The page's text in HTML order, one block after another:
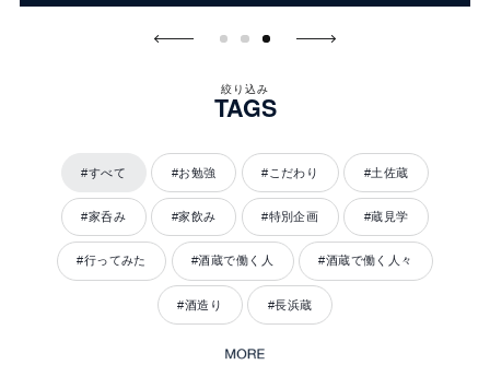
絞り込み
TAGS
#すべて #お勉強 #こだわり #土佐蔵
#家呑み #家飲み #特別企画 #蔵見学
#行ってみた #酒蔵で働く人 #酒蔵で働く人々
#酒造り #長浜蔵